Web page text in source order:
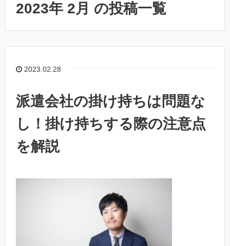
2023年 2月 の投稿一覧
2023.02.28
派遣会社の掛け持ちは問題な
し！掛け持ちする際の注意点
を解説